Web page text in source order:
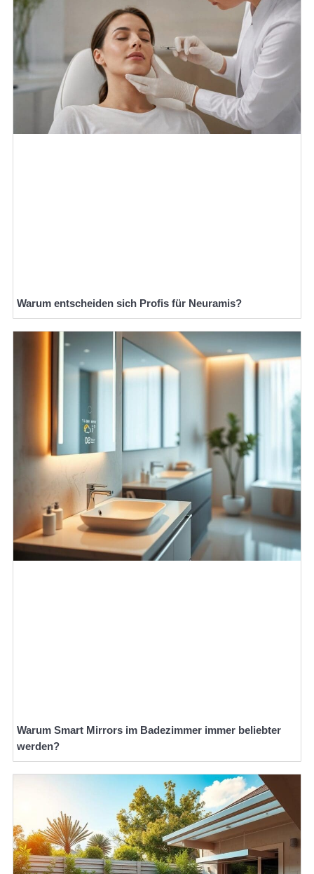
Warum entscheiden sich Profis für Neuramis?
Warum Smart Mirrors im Badezimmer immer beliebter
werden?